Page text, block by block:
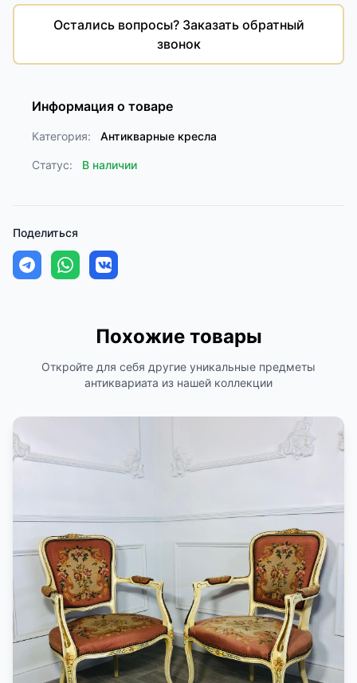
Остались вопросы? Заказать обратный
звонок
Информация о товаре
Категория: Антикварные кресла
Статус: В наличии
Поделиться
Похожие товары
Откройте для себя другие уникальные предметы
антиквариата из нашей коллекции